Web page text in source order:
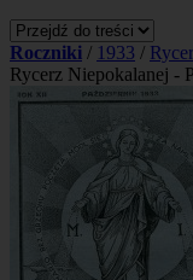
Roczniki / 1933 /
Rycerz Niepokalanej -